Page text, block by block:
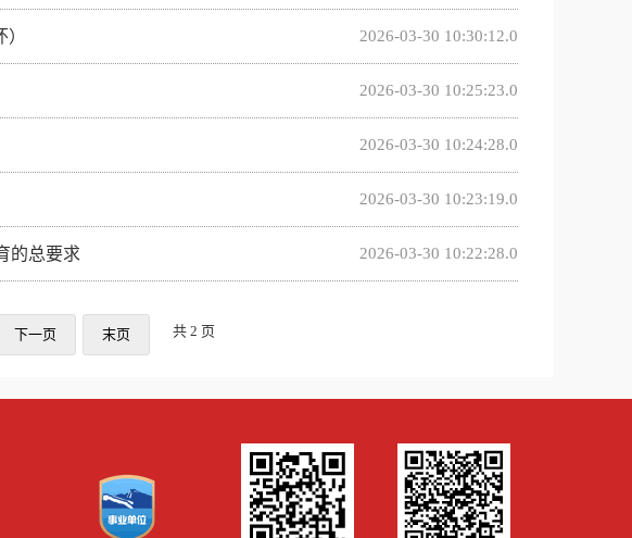
2026-03-30 10:30:12.0
2026-03-30 10:25:23.0
2026-03-30 10:24:28.0
2026-03-30 10:23:19.0
2026-03-30 10:22:28.0
的总要求
下一页 末页 共 2 页